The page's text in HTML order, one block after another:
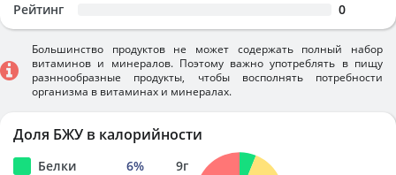
Рейтинг 0
Большинство продуктов не может содержать полный набор
витаминов и минералов. Поэтому важно употреблять в пищу
разннообразные продукты, чтобы восполнять потребности
организма в витаминах и минералах.
Доля БЖУ в калорийности
Белки 6% 9г